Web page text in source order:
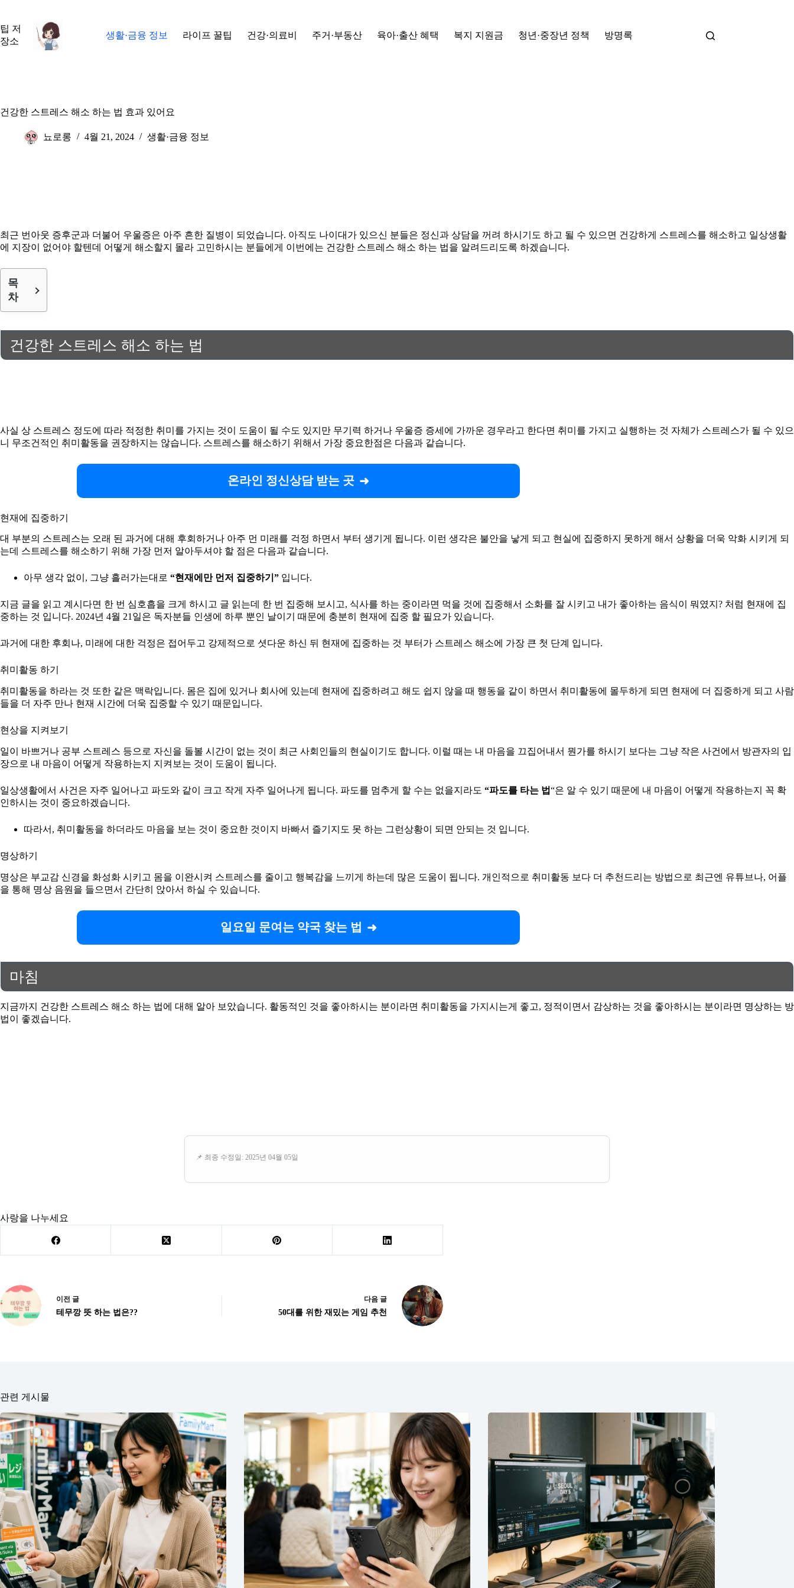
으
로
팁 저
장소
생활·금융 정보 라이프 꿀팁 건강·의료비 주거·부동산 육아·출산 혜택 복지 지원금 청년·중장년 정책 방명록
건강한 스트레스 해소 하는 법 효과 있어요
뇨로롱 4월 21, 2024 생활·금융 정보
최근 번아웃 증후군과 더불어 우울증은 아주 흔한 질병이 되었습니다. 아직도 나이대가 있으신 분들은 정신과 상담을 꺼려 하시기도 하고 될 수 있으면 건강하게 스트레스를 해소하고 일상생활
에 지장이 없어야 할텐데 어떻게 해소할지 몰라 고민하시는 분들에게 이번에는 건강한 스트레스 해소 하는 법을 알려드리도록 하겠습니다.
목
차
건강한 스트레스 해소 하는 법
사실 상 스트레스 정도에 따라 적정한 취미를 가지는 것이 도움이 될 수도 있지만 무기력 하거나 우울증 증세에 가까운 경우라고 한다면 취미를 가지고 실행하는 것 자체가 스트레스가 될 수 있으
니 무조건적인 취미활동을 권장하지는 않습니다. 스트레스를 해소하기 위해서 가장 중요한점은 다음과 같습니다.
온라인 정신상담 받는 곳
현재에 집중하기
대 부분의 스트레스는 오래 된 과거에 대해 후회하거나 아주 먼 미래를 걱정 하면서 부터 생기게 됩니다. 이런 생각은 불안을 낳게 되고 현실에 집중하지 못하게 해서 상황을 더욱 악화 시키게 되
는데 스트레스를 해소하기 위해 가장 먼저 알아두셔야 할 점은 다음과 같습니다.
아무 생각 없이, 그냥 흘러가는대로 “현재에만 먼저 집중하기” 입니다.
지금 글을 읽고 계시다면 한 번 심호흡을 크게 하시고 글 읽는데 한 번 집중해 보시고, 식사를 하는 중이라면 먹을 것에 집중해서 소화를 잘 시키고 내가 좋아하는 음식이 뭐였지? 처럼 현재에 집
중하는 것 입니다. 2024년 4월 21일은 독자분들 인생에 하루 뿐인 날이기 때문에 충분히 현재에 집중 할 필요가 있습니다.
과거에 대한 후회나, 미래에 대한 걱정은 접어두고 강제적으로 셧다운 하신 뒤 현재에 집중하는 것 부터가 스트레스 해소에 가장 큰 첫 단계 입니다.
취미활동 하기
취미활동을 하라는 것 또한 같은 맥락입니다. 몸은 집에 있거나 회사에 있는데 현재에 집중하려고 해도 쉽지 않을 때 행동을 같이 하면서 취미활동에 몰두하게 되면 현재에 더 집중하게 되고 사람
들을 더 자주 만나 현재 시간에 더욱 집중할 수 있기 때문입니다.
현상을 지켜보기
일이 바쁘거나 공부 스트레스 등으로 자신을 돌볼 시간이 없는 것이 최근 사회인들의 현실이기도 합니다. 이럴 때는 내 마음을 끄집어내서 뭔가를 하시기 보다는 그냥 작은 사건에서 방관자의 입
장으로 내 마음이 어떻게 작용하는지 지켜보는 것이 도움이 됩니다.
일상생활에서 사건은 자주 일어나고 파도와 같이 크고 작게 자주 일어나게 됩니다. 파도를 멈추게 할 수는 없을지라도 “파도를 타는 법“은 알 수 있기 때문에 내 마음이 어떻게 작용하는지 꼭 확
인하시는 것이 중요하겠습니다.
따라서, 취미활동을 하더라도 마음을 보는 것이 중요한 것이지 바빠서 즐기지도 못 하는 그런상황이 되면 안되는 것 입니다.
명상하기
명상은 부교감 신경을 화성화 시키고 몸을 이완시켜 스트레스를 줄이고 행복감을 느끼게 하는데 많은 도움이 됩니다. 개인적으로 취미활동 보다 더 추천드리는 방법으로 최근엔 유튜브나, 어플
을 통해 명상 음원을 들으면서 간단히 앉아서 하실 수 있습니다.
일요일 문여는 약국 찾는 법
마침
지금까지 건강한 스트레스 해소 하는 법에 대해 알아 보았습니다. 활동적인 것을 좋아하시는 분이라면 취미활동을 가지시는게 좋고, 정적이면서 감상하는 것을 좋아하시는 분이라면 명상하는 방
법이 좋겠습니다.
📌 최종 수정일: 2025년 04월 05일
사랑을 나누세요
이전 글
테무깡 뜻 하는 법은??
다음 글
50대를 위한 재밌는 게임 추천
관련 게시물